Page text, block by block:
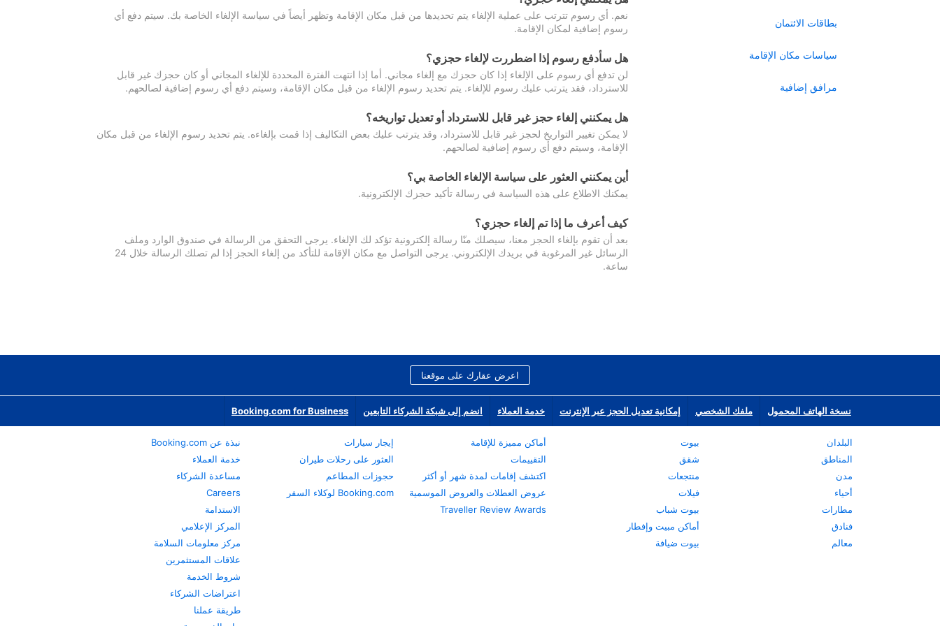
بطاقات الائتمان
سياسات مكان الإقامة
مرافق إضافية
نعم. أي رسوم تترتب على عملية الإلغاء يتم تحديدها من قبل مكان الإقامة وتظهر أيضاً في سياسة الإلغاء الخاصة بك. سيتم دفع أي
رسوم إضافية لمكان الإقامة.
هل سأدفع رسوم إذا اضطررت لإلغاء حجزي؟
لن تدفع أي رسوم على الإلغاء إذا كان حجزك مع إلغاء مجاني. أما إذا انتهت الفترة المحددة للإلغاء المجاني أو كان حجزك غير قابل
للاسترداد، فقد يترتب عليك رسوم للإلغاء. يتم تحديد رسوم الإلغاء من قبل مكان الإقامة، وسيتم دفع أي رسوم إضافية لصالحهم.
هل يمكنني إلغاء حجز غير قابل للاسترداد أو تعديل تواريخه؟
لا يمكن تغيير التواريخ لحجز غير قابل للاسترداد، وقد يترتب عليك بعض التكاليف إذا قمت بإلغاءه. يتم تحديد رسوم الإلغاء من قبل مكان
الإقامة، وسيتم دفع أي رسوم إضافية لصالحهم.
أين يمكنني العثور على سياسة الإلغاء الخاصة بي؟
يمكنك الاطلاع على هذه السياسة في رسالة تأكيد حجزك الإلكترونية.
كيف أعرف ما إذا تم إلغاء حجزي؟
بعد أن تقوم بإلغاء الحجز معنا، سيصلك منّا رسالة إلكترونية تؤكد لك الإلغاء. يرجى التحقق من الرسالة في صندوق الوارد وملف
الرسائل غير المرغوبة في بريدك الإلكتروني. يرجى التواصل مع مكان الإقامة للتأكد من إلغاء الحجز إذا لم تصلك الرسالة خلال 24
ساعة.
اعرض عقارك على موقعنا
نسخة الهاتف المحمول ملفك الشخصي إمكانية تعديل الحجز عبر الإنترنت خدمة العملاء انضم إلى شبكة الشركاء التابعين Booking.com for Business
البلدان
المناطق
مدن
أحياء
مطارات
فنادق
معالم
بيوت
شقق
منتجعات
فيلات
بيوت شباب
أماكن مبيت وإفطار
بيوت ضيافة
أماكن مميزة للإقامة
التقييمات
اكتشف إقامات لمدة شهر أو أكثر
عروض العطلات والعروض الموسمية
Traveller Review Awards
إيجار سيارات
العثور على رحلات طيران
حجوزات المطاعم
Booking.com لوكلاء السفر
نبذة عن Booking.com
خدمة العملاء
مساعدة الشركاء
Careers
الاستدامة
المركز الإعلامي
مركز معلومات السلامة
علاقات المستثمرين
شروط الخدمة
اعتراضات الشركاء
طريقة عملنا